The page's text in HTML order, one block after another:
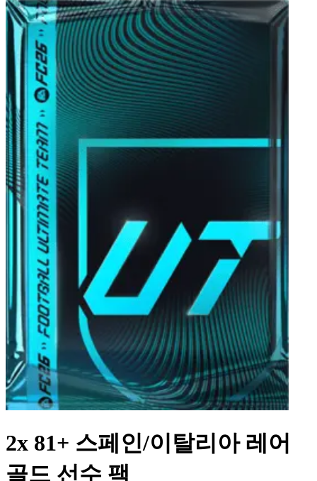
2x 81+ 스페인/이탈리아 레어
골드 선수 팩